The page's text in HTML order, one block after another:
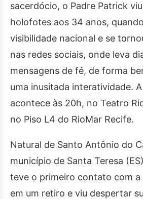
sacerdócio, o Padre Patrick
holofotes aos 34 anos,
visibilidade nacional e se
nas redes sociais, onde leva
mensagens de fé, de forma
uma inusitada interatividade.
acontece às 20h, no Teatro
no Piso L4 do RioMar Recife.
Natural de Santo Antônio do
município de Santa Teresa
teve o primeiro contato com a
em um retiro e viu despertar